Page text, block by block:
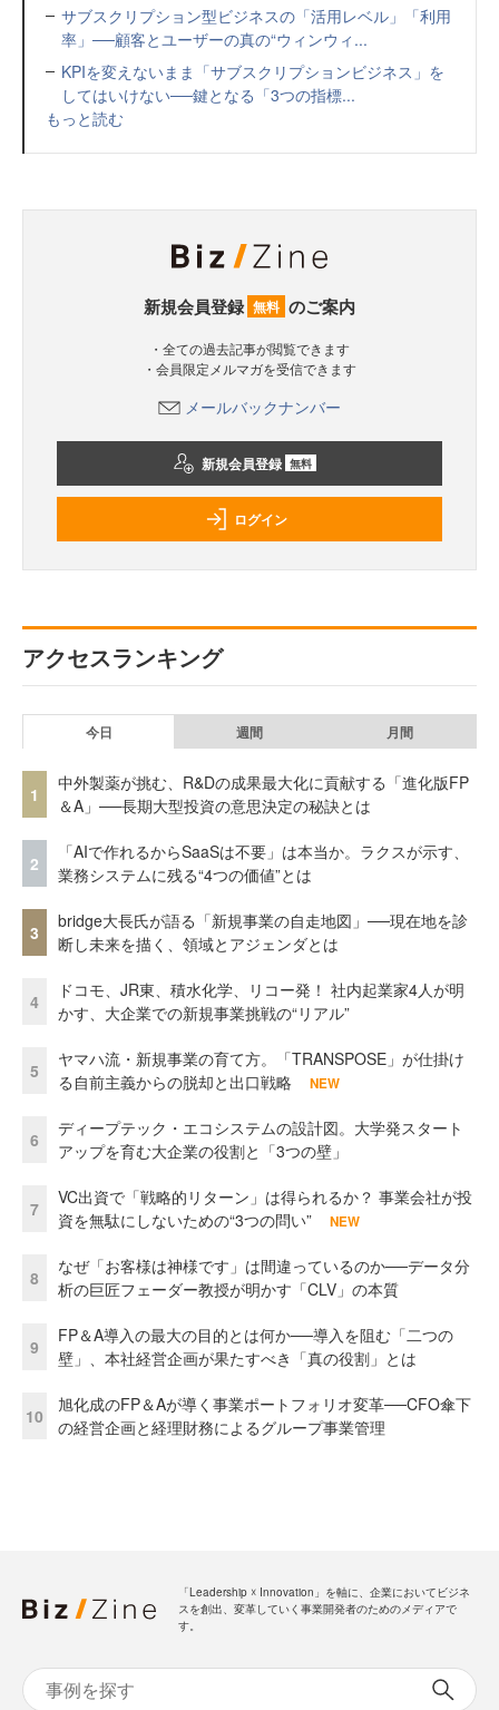
サブスクリプション型ビジネスの「活用レベル」「利用
率」──顧客とユーザーの真の“ウィンウィ...
KPIを変えないまま「サブスクリプションビジネス」を
してはいけない──鍵となる「3つの指標...
もっと読む
新規会員登録 無料 のご案内
・全ての過去記事が閲覧できます
・会員限定メルマガを受信できます
メールバックナンバー
新規会員登録 無料
ログイン
アクセスランキング
今日 週間 月間
1
中外製薬が挑む、R&Dの成果最大化に貢献する「進化版FP
＆A」──長期大型投資の意思決定の秘訣とは
2
「AIで作れるからSaaSは不要」は本当か。ラクスが示す、
業務システムに残る“4つの価値”とは
3
bridge大長氏が語る「新規事業の自走地図」──現在地を診
断し未来を描く、領域とアジェンダとは
4
ドコモ、JR東、積水化学、リコー発！ 社内起業家4人が明
かす、大企業での新規事業挑戦の“リアル”
5
ヤマハ流・新規事業の育て方。「TRANSPOSE」が仕掛け
る自前主義からの脱却と出口戦略
NEW
6
ディープテック・エコシステムの設計図。大学発スタート
アップを育む大企業の役割と「3つの壁」
7
VC出資で「戦略的リターン」は得られるか？ 事業会社が投
資を無駄にしないための“3つの問い”
NEW
8
なぜ「お客様は神様です」は間違っているのか──データ分
析の巨匠フェーダー教授が明かす「CLV」の本質
9
FP＆A導入の最大の目的とは何か──導入を阻む「二つの
壁」、本社経営企画が果たすべき「真の役割」とは
10
旭化成のFP＆Aが導く事業ポートフォリオ変革──CFO傘下
の経営企画と経理財務によるグループ事業管理
「Leadership ☓ Innovation」を軸に、企業においてビジネ
スを創出、変革していく事業開発者のためのメディアで
す。